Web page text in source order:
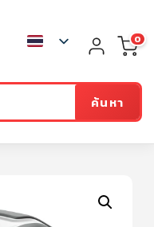
ค้นหา
0